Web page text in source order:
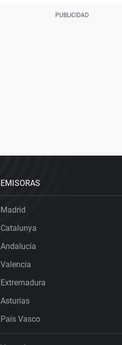
EMISORAS
Madrid
Catalunya
Andalucía
Valencia
Extremadura
Asturias
País Vasco